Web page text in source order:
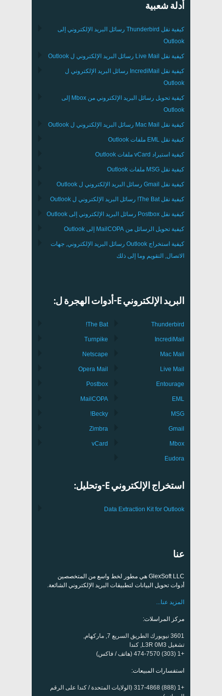
أدلة شعبية
كيفية نقل Thunderbird رسائل البريد الإلكتروني إلى
Outlook
كيفية نقل Live Mail رسائل البريد الإلكتروني ل Outlook
كيفية نقل IncrediMail رسائل البريد الإلكتروني ل
Outlook
كيفية تحويل رسائل البريد الإلكتروني من Mbox إلى
Outlook
كيفية نقل Mac Mail رسائل البريد الإلكتروني ل Outlook
كيفية نقل EML ملفات Outlook
كيفية استيراد vCard ملفات Outlook
كيفية نقل MSG ملفات Outlook
كيفية نقل Gmail رسائل البريد الإلكتروني ل Outlook
كيفية نقل The Bat! رسائل البريد الإلكتروني ل Outlook
كيفية نقل Postbox رسائل البريد الإلكتروني إلى Outlook
كيفية تحويل الرسائل من MailCOPA إلى Outlook
كيفية استخراج Outlook رسائل البريد الإلكتروني, جهات
الاتصال, التقويم وما إلى ذلك
البريد الإلكتروني E-أدوات الهجرة ل:
Thunderbird
IncrediMail
Mac Mail
Live Mail
Entourage
EML
MSG
Gmail
Mbox
Eudora
The Bat!
Turnpike
Netscape
Opera Mail
Postbox
MailCOPA
Becky!
Zimbra
vCard
استخراج الإلكتروني E-وتحليل:
Data Extraction Kit for Outlook
عنا
GlexSoft LLC هي مطور لخط واسع من المتخصصين
أدوات تحويل البيانات لتطبيقات البريد الإلكتروني الشائعة.
المزيد عنا...
مركز المراسلات:
3601 نيويورك الطريق السريع 7, ماركهام,
تشغيل L3R 0M3, كندا
+1 (303) 474-7570 (هاتف / فاكس)
استفسارات المبيعات:
+1 (888) 317-4868 (الولايات المتحدة / كندا على الرقم